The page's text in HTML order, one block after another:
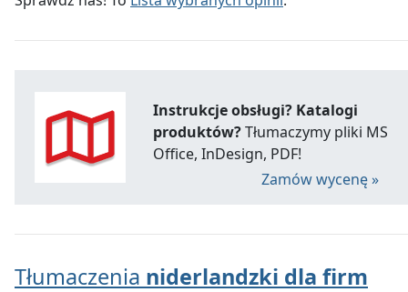
Instrukcje obsługi? Katalogi
produktów?Tłumaczymy pliki MS
Office, InDesign, PDF!
Zamów wycenę »
Tłumaczenia niderlandzki dla firm